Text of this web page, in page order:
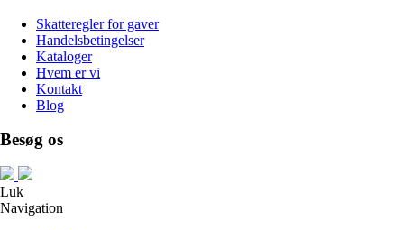
Skatteregler for gaver
Handelsbetingelser
Kataloger
Hvem er vi
Kontakt
Blog
Besøg os
Luk
Navigation